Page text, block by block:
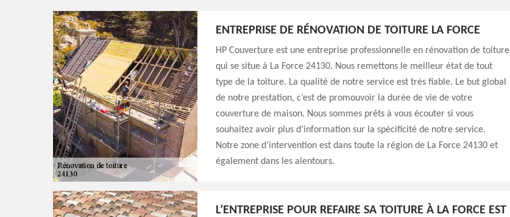
ENTREPRISE DE RÉNOVATION DE TOITURE LA FORCE
HP Couverture est une entreprise professionnelle en rénovation de toiture
qui se situe à La Force 24130. Nous remettons le meilleur état de tout
type de la toiture. La qualité de notre service est très fiable. Le but global
de notre prestation, c’est de promouvoir la durée de vie de votre
couverture de maison. Nous sommes prêts à vous écouter si vous
souhaitez avoir plus d’information sur la spécificité de notre service.
Notre zone d’intervention est dans toute la région de La Force 24130 et
également dans les alentours.
L’ENTREPRISE POUR REFAIRE SA TOITURE À LA FORCE EST